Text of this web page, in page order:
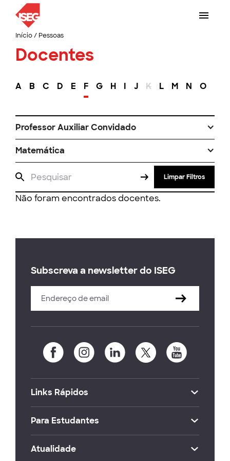
Início/ Pessoas
Docentes
A B C D E F G H I J K L M N O
Professor Auxiliar Convidado
Matemática
Limpar Filtros
Não foram encontrados docentes.
Subscreva a newsletter do ISEG
Links Rápidos
Para Estudantes
Atualidade